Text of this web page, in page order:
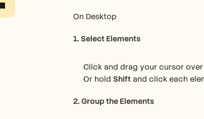
On Desktop
1. Select Elements
Click and drag your cursor
Or hold Shift and click each
2. Group the Elements